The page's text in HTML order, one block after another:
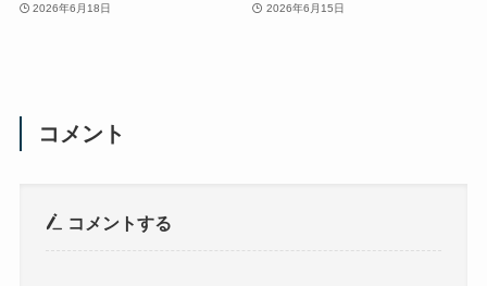
2026年6月18日 2026年6月15日
コメント
コメントする